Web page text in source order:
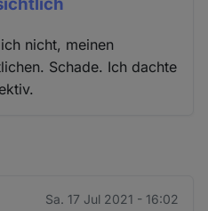
nicht, meinen
Schade. Ich dachte
Sa. 17 Jul 2021 - 16:02